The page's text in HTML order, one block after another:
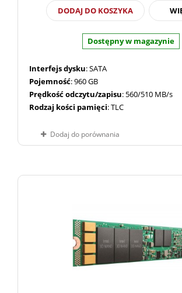
DODAJ DO KOSZYKA
Dostępny w magazynie
Interfejs dysku: SATA
Pojemność: 960 GB
Prędkość odczytu/zapisu: 560/510 MB/s
Rodzaj kości pamięci: TLC
Dodaj do porównania